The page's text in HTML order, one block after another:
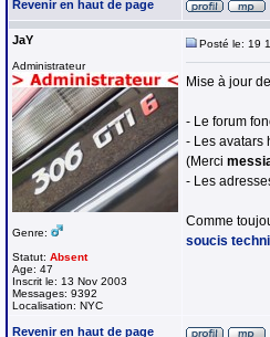
Revenir en haut de page
JaY
Administrateur
Genre:
Statut: Absent
Age: 47
Inscrit le: 13 Nov 2003
Messages: 9392
Localisation: NYC
Posté le: 19
Mise à jour
- Le forum
- Les avatars
(Merci
- Les
Comme
soucis
Revenir en haut de page